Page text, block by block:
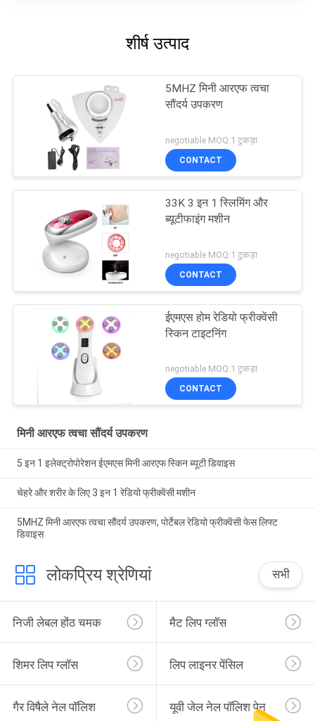
शीर्ष उत्पाद
5MHZ मिनी आरएफ त्वचा
सौंदर्य उपकरण
negotiable MOQ:1 टुकड़ा
CONTACT
33K 3 इन 1 स्लिमिंग और
ब्यूटीफाइंग मशीन
negotiable MOQ:1 टुकड़ा
CONTACT
ईएमएस होम रेडियो फ्रीक्वेंसी
स्किन टाइटनिंग
negotiable MOQ:1 टुकड़ा
CONTACT
मिनी आरएफ त्वचा सौंदर्य उपकरण
5 इन 1 इलेक्ट्रोपोरेशन ईएमएस मिनी आरएफ स्किन ब्यूटी डिवाइस
चेहरे और शरीर के लिए 3 इन 1 रेडियो फ्रीक्वेंसी मशीन
5MHZ मिनी आरएफ त्वचा सौंदर्य उपकरण, पोर्टेबल रेडियो फ्रीक्वेंसी फेस लिफ्ट
डिवाइस
लोकप्रिय श्रेणियां सभी
निजी लेबल होंठ चमक मैट लिप ग्लॉस
शिमर लिप ग्लॉस लिप लाइनर पेंसिल
गैर विषैले नेल पॉलिश यूवी जेल नेल पॉलिश पेन